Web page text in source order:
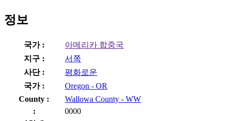
정보
국가 :
아메리카 합중국
지구 :
서쪽
사단 :
평화로운
국가 :
Oregon - OR
County :
Wallowa County - WW
:
0000